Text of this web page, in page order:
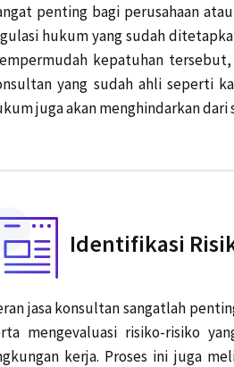
penting bagi perusahaan
hukum yang sudah
kepatuhan tersebut,
yang sudah ahli seperti
juga akan menghindarkan dari
Identifikasi
jasa konsultan sangatlah
mengevaluasi risiko-risiko
kerja. Proses ini juga